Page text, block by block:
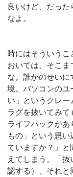
良いけど、だっ
なよ。
時にはそういう
おいては、そこ
な。誰かのせい
境。パソコンのユ
い」というクレ
ラグを抜いてみて
ライフハックが
もの」という思
ていますか？」
えてしまう。「
認する）、それと